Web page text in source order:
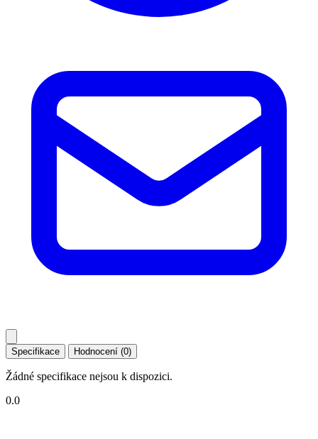
Specifikace Hodnocení (0)
Žádné specifikace nejsou k dispozici.
0.0